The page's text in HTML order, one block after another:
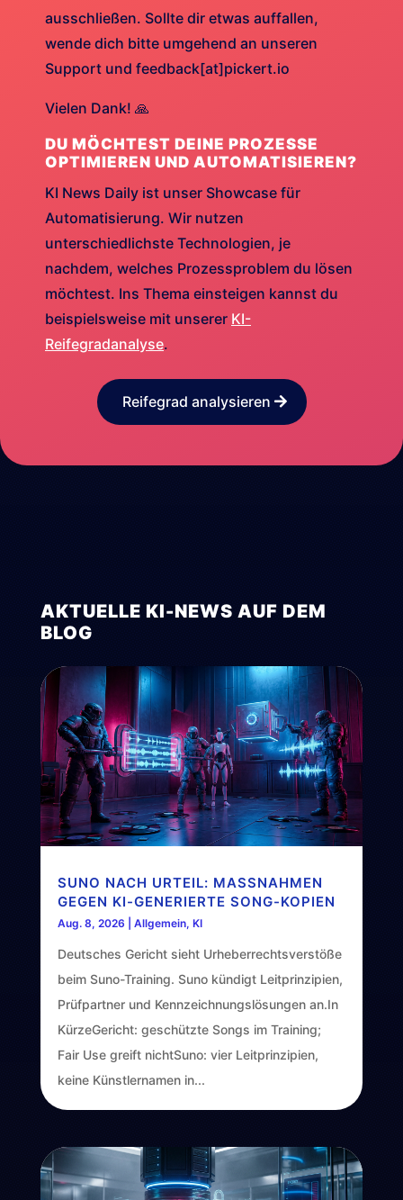
ausschließen. Sollte dir etwas auffallen,
wende dich bitte umgehend an unseren
Support und feedback[at]pickert.io
Vielen Dank! 🙏
DU MÖCHTEST DEINE PROZESSE
OPTIMIEREN UND AUTOMATISIEREN?
KI News Daily ist unser Showcase für
Automatisierung. Wir nutzen
unterschiedlichste Technologien, je
nachdem, welches Prozessproblem du lösen
möchtest. Ins Thema einsteigen kannst du
beispielsweise mit unserer KI-
Reifegradanalyse.
Reifegrad analysieren
AKTUELLE KI-NEWS AUF DEM
BLOG
SUNO NACH URTEIL: MASSNAHMEN G
EGEN KI-GENERIERTE SONG-KOPIEN
Aug. 8, 2026 Allgemein, KI
Deutsches Gericht sieht Urheberrechtsverstöße
beim Suno-Training. Suno kündigt Leitprinzipien,
Prüfpartner und Kennzeichnungslösungen an.In
KürzeGericht: geschützte Songs im Training;
Fair Use greift nichtSuno: vier Leitprinzipien,
keine Künstlernamen in...